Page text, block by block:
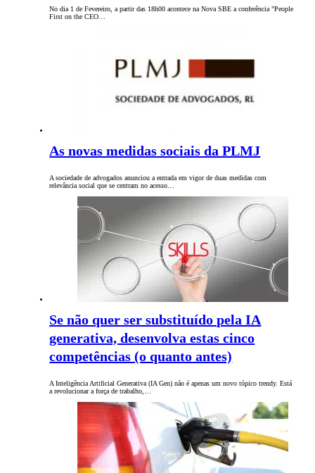
No dia 1 de Fevereiro, a partir das 18h00 acontece na Nova SBE a conferência "People
First on the CEO…
As novas medidas sociais da PLMJ
A sociedade de advogados anunciou a entrada em vigor de duas medidas com
relevância social que se centram no acesso…
Se não quer ser substituído pela IA
generativa, desenvolva estas cinco
competências (o quanto antes)
A Inteligência Artificial Generativa (IA Gen) não é apenas um novo tópico trendy. Está
a revolucionar a força de trabalho,…